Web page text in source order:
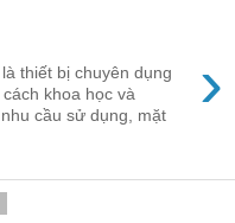
›
thiết bị chuyên dụng
khoa học và
cầu sử dụng, mặt